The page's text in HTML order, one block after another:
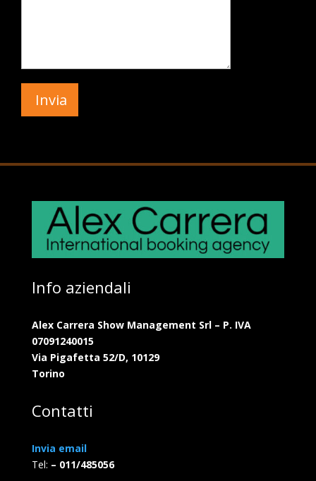
Info aziendali
Alex Carrera Show Management Srl – P. IVA
07091240015
Via Pigafetta 52/D, 10129
Torino
Contatti
Invia email
Tel: – 011/485056